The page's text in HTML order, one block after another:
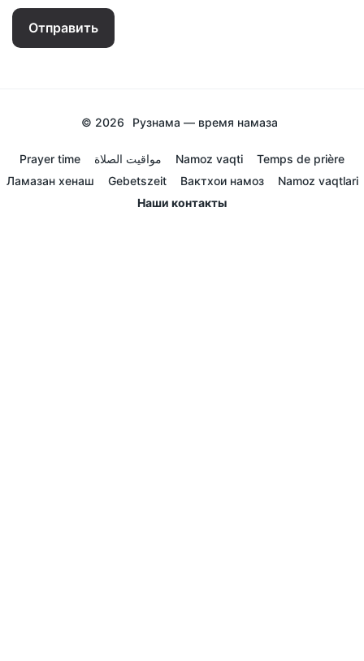
Отправить
© 2026 Рузнама — время намаза
Prayer time مواقيت الصلاة Namoz vaqti
Temps de prière
Ламазан хенаш
Gebetszeit Вактхои намоз
Namoz vaqtlari
Наши контакты